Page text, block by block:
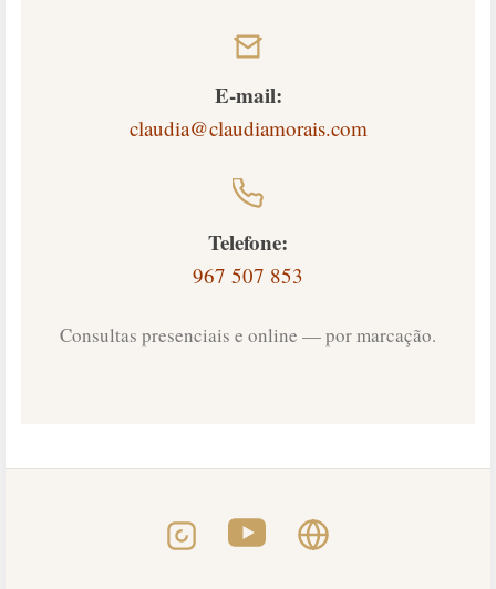
E-mail:
claudia@claudiamorais.com
Telefone:
967 507 853
Consultas presenciais e online — por marcação.